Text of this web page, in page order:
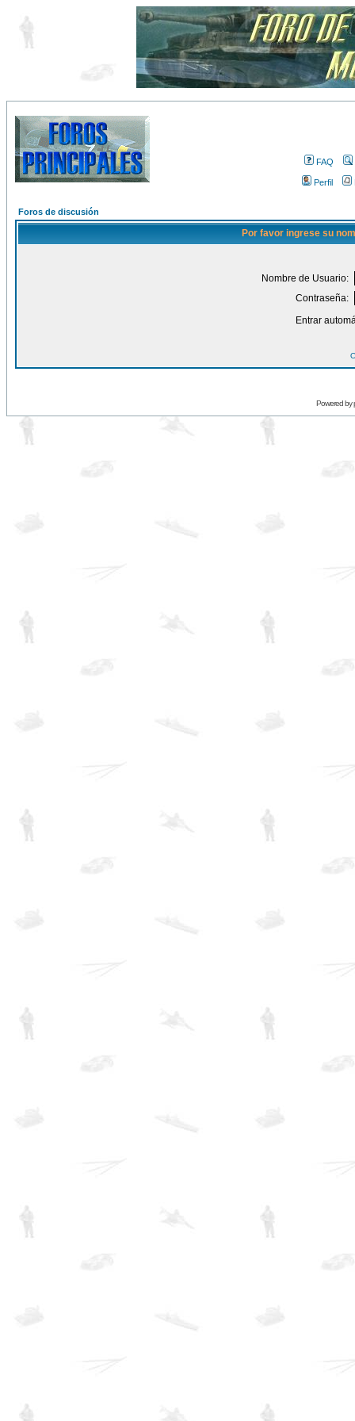
FAQ
Perfil
Foros de discusión
Por favor ingrese su
Nombre de Usuario:
Contraseña:
Entrar
Powered by